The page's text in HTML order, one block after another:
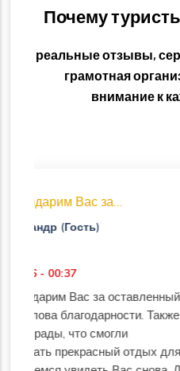
Почему
реальные отзывы,
грамотная
внимание к
Также
для
Луксор
НА
12/26/
3-4.12